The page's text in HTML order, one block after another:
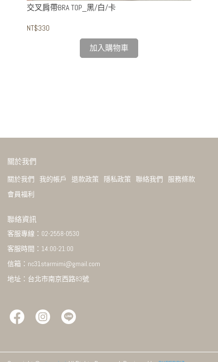
交叉肩帶BRA TOP_黑/白/卡
NT$330
加入購物車
關於我們
關於我們 我的帳戶 退款政策 隱私政策 聯絡我們
服務條款
會員福利
聯絡資訊
客服專線：02-2558-0530
客服時間：14:00-21:00
信箱：nc31starmimi@gmail.com
地址：台北市南京西路83號